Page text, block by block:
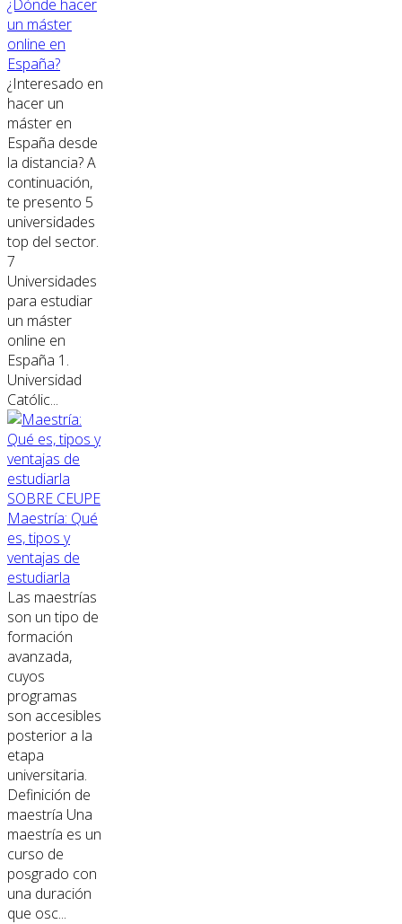
¿Dónde hacer
un máster
online en
España?
¿Interesado en
hacer un
máster en
España desde
la distancia? A
continuación,
te presento 5
universidades
top del sector.
7
Universidades
para estudiar
un máster
online en
España 1.
Universidad
Católic...
SOBRE CEUPE
Maestría: Qué
es, tipos y
ventajas de
estudiarla
Las maestrías
son un tipo de
formación
avanzada,
cuyos
programas
son accesibles
posterior a la
etapa
universitaria.
Definición de
maestría Una
maestría es un
curso de
posgrado con
una duración
que osc...